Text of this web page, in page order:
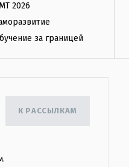
2026
за границей
К РАССЫЛКАМ